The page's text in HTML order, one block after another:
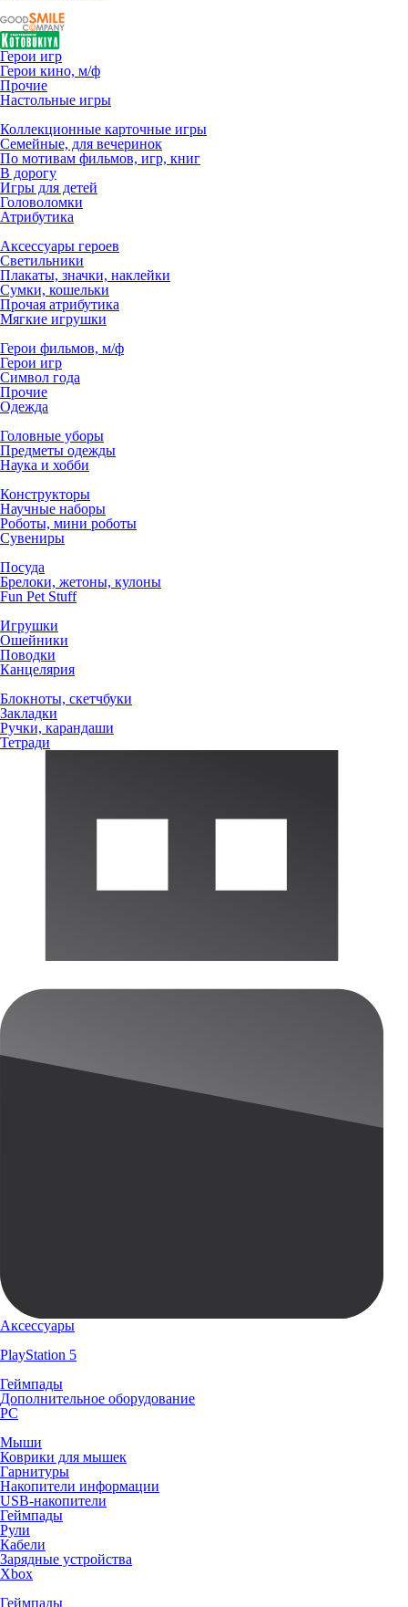
Герои игр
Герои кино, м/ф
Прочие
Настольные игры
Коллекционные карточные игры
Семейные, для вечеринок
По мотивам фильмов, игр, книг
В дорогу
Игры для детей
Головоломки
Атрибутика
Аксессуары героев
Светильники
Плакаты, значки, наклейки
Сумки, кошельки
Прочая атрибутика
Мягкие игрушки
Герои фильмов, м/ф
Герои игр
Символ года
Прочие
Одежда
Головные уборы
Предметы одежды
Наука и хобби
Конструкторы
Научные наборы
Роботы, мини роботы
Сувениры
Посуда
Брелоки, жетоны, кулоны
Fun Pet Stuff
Игрушки
Ошейники
Поводки
Канцелярия
Блокноты, скетчбуки
Закладки
Ручки, карандаши
Тетради
Аксессуары
PlayStation 5
Геймпады
Дополнительное оборудование
PC
Мыши
Коврики для мышек
Гарнитуры
Накопители информации
USB-накопители
Геймпады
Рули
Кабели
Зарядные устройства
Xbox
Геймпады